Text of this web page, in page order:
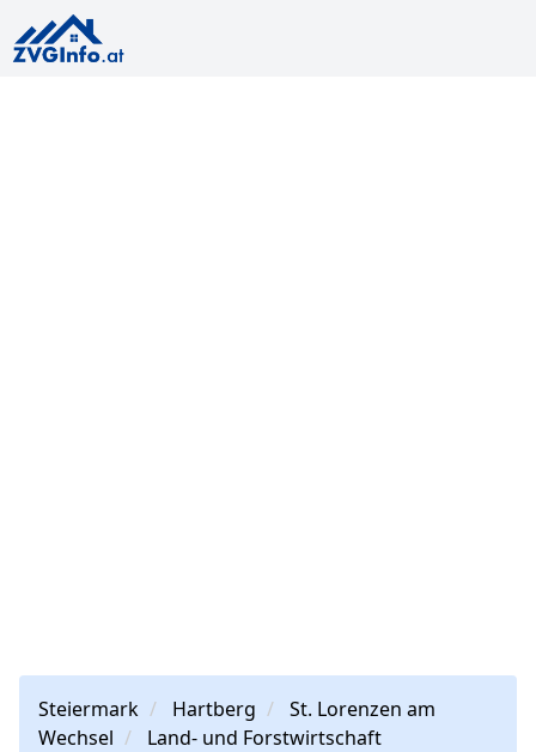
Steiermark Hartberg
St. Lorenzen am
Wechsel
Land- und Forstwirtschaft